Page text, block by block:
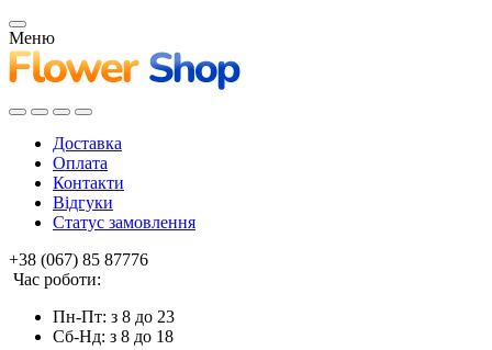
Меню
Доставка
Оплата
Контакти
Відгуки
Статус замовлення
+38 (067) 85 87776
Час роботи:
Пн-Пт: з 8 до 23
Сб-Нд: з 8 до 18